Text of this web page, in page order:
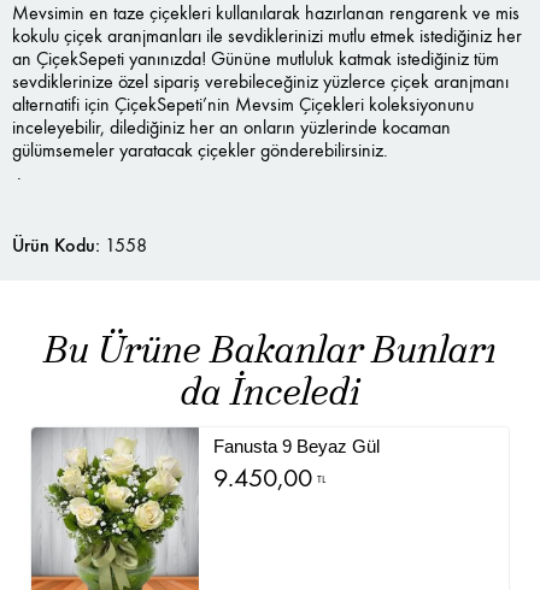
Mevsimin en taze çiçekleri kullanılarak hazırlanan rengarenk ve mis
kokulu çiçek aranjmanları ile sevdiklerinizi mutlu etmek istediğiniz her
an ÇiçekSepeti yanınızda! Gününe mutluluk katmak istediğiniz tüm
sevdiklerinize özel sipariş verebileceğiniz yüzlerce çiçek aranjmanı
alternatifi için ÇiçekSepeti’nin Mevsim Çiçekleri koleksiyonunu
inceleyebilir, dilediğiniz her an onların yüzlerinde kocaman
gülümsemeler yaratacak çiçekler gönderebilirsiniz.
.
Ürün Kodu: 1558
Bu Ürüne Bakanlar Bunları
da İnceledi
Fanusta 9 Beyaz Gül
9.450,00 TL